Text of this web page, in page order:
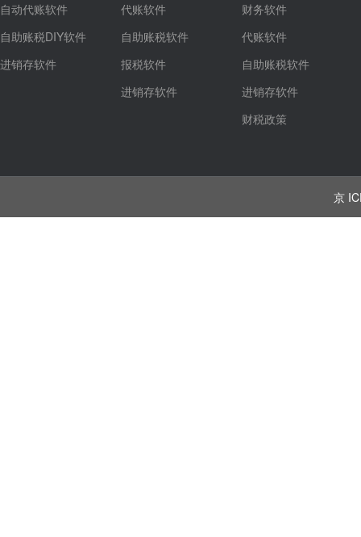
自动代账软件
自助账税DIY软件
进销存软件
代账软件
自助账税软件
报税软件
进销存软件
财务软件
代账软件
自助账税软件
进销存软件
财税政策
京